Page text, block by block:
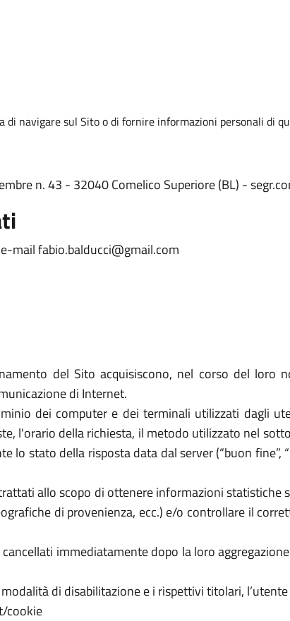
navigare sul Sito o di fornire informazioni personali di
n. 43 - 32040 Comelico Superiore (BL) -
mail fabio.balducci@gmail.com
del Sito acquisiscono, nel corso del loro
di Internet.
dei computer e dei terminali utilizzati dagli
l'orario della richiesta, il metodo utilizzato nel
stato della risposta data dal server (“buon fine”,
allo scopo di ottenere informazioni statistiche
di provenienza, ecc.) e/o controllare il
immediatamente dopo la loro
di disabilitazione e i rispettivi titolari,
cookie